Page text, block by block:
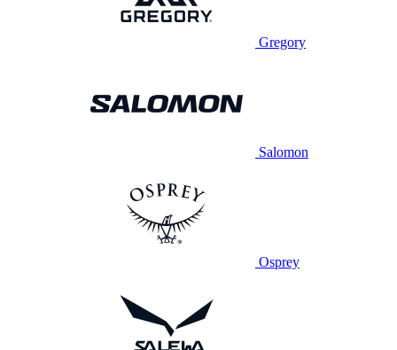
Gregory
Salomon
Osprey